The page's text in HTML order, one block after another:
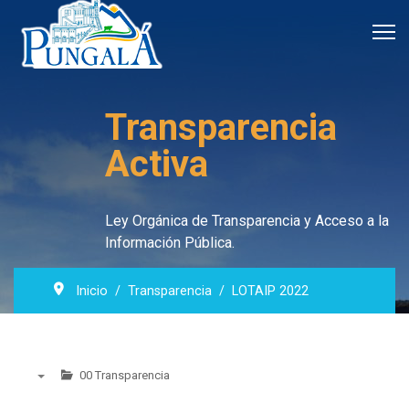
Transparencia
Activa
Ley Orgánica de Transparencia y Acceso a la
Información Pública.
Inicio Transparencia LOTAIP 2022
00 Transparencia